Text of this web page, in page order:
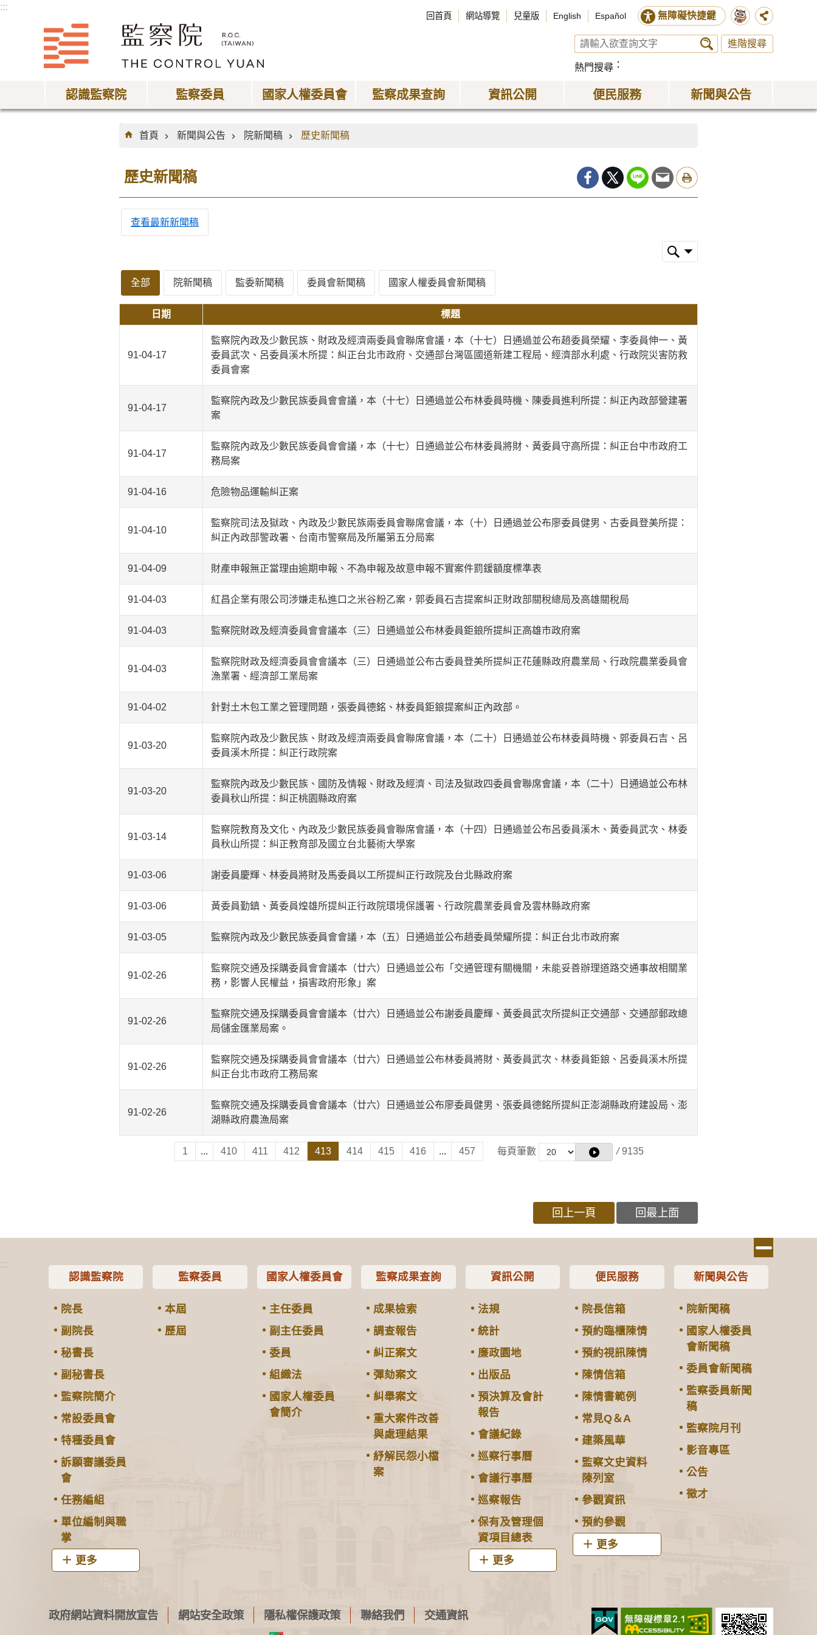
:::
回首頁 網站導覽 兒童版 English Español 無障礙快捷鍵
進階搜尋
熱門搜尋
認識監察院 監察委員 國家人權委員會 監察成果查詢 資訊公開 便民服務 新聞與公告
:::
首頁
新聞與公告 院新聞稿 歷史新聞稿
歷史新聞稿
查看最新新聞稿
全部 院新聞稿 監委新聞稿 委員會新聞稿 國家人權委員會新聞稿
日期 標題
91-04-17
監察院內政及少數民族、財政及經濟兩委員會聯席會議，本（十七）日通過並公布趙委員榮耀、李委員伸一、黃
委員武次、呂委員溪木所提：糾正台北市政府、交通部台灣區國道新建工程局、經濟部水利處、行政院災害防救
委員會案
91-04-17
監察院內政及少數民族委員會會議，本（十七）日通過並公布林委員時機、陳委員進利所提：糾正內政部營建署
案
91-04-17
監察院內政及少數民族委員會會議，本（十七）日通過並公布林委員將財、黃委員守高所提：糾正台中市政府工
務局案
91-04-16 危險物品運輸糾正案
91-04-10
監察院司法及獄政、內政及少數民族兩委員會聯席會議，本（十）日通過並公布廖委員健男、古委員登美所提：
糾正內政部警政署、台南市警察局及所屬第五分局案
91-04-09 財產申報無正當理由逾期申報、不為申報及故意申報不實案件罰鍰額度標準表
91-04-03 紅昌企業有限公司涉嫌走私進口之米谷粉乙案，郭委員石吉提案糾正財政部關稅總局及高雄關稅局
91-04-03 監察院財政及經濟委員會會議本（三）日通過並公布林委員鉅鋃所提糾正高雄市政府案
91-04-03
監察院財政及經濟委員會會議本（三）日通過並公布古委員登美所提糾正花蓮縣政府農業局、行政院農業委員會
漁業署、經濟部工業局案
91-04-02 針對土木包工業之管理問題，張委員德銘、林委員鉅鋃提案糾正內政部。
91-03-20
監察院內政及少數民族、財政及經濟兩委員會聯席會議，本（二十）日通過並公布林委員時機、郭委員石吉、呂
委員溪木所提：糾正行政院案
91-03-20
監察院內政及少數民族、國防及情報、財政及經濟、司法及獄政四委員會聯席會議，本（二十）日通過並公布林
委員秋山所提：糾正桃園縣政府案
91-03-14
監察院教育及文化、內政及少數民族委員會聯席會議，本（十四）日通過並公布呂委員溪木、黃委員武次、林委
員秋山所提：糾正教育部及國立台北藝術大學案
91-03-06 謝委員慶輝、林委員將財及馬委員以工所提糾正行政院及台北縣政府案
91-03-06 黃委員勤鎮、黃委員煌雄所提糾正行政院環境保護署、行政院農業委員會及雲林縣政府案
91-03-05 監察院內政及少數民族委員會會議，本（五）日通過並公布趙委員榮耀所提：糾正台北市政府案
91-02-26
監察院交通及採購委員會會議本（廿六）日通過並公布「交通管理有關機關，未能妥善辦理道路交通事故相關業
務，影響人民權益，損害政府形象」案
91-02-26
監察院交通及採購委員會會議本（廿六）日通過並公布謝委員慶輝、黃委員武次所提糾正交通部、交通部郵政總
局儲金匯業局案。
91-02-26
監察院交通及採購委員會會議本（廿六）日通過並公布林委員將財、黃委員武次、林委員鉅鋃、呂委員溪木所提
糾正台北市政府工務局案
91-02-26
監察院交通及採購委員會會議本（廿六）日通過並公布廖委員健男、張委員德銘所提糾正澎湖縣政府建設局、澎
湖縣政府農漁局案
1 ... 410 411 412 413 414 415 416 ... 457 每頁筆數 / 9135
回上一頁 回最上面
:::
認識監察院
院長
副院長
秘書長
副秘書長
監察院簡介
常設委員會
特種委員會
訴願審議委員
會
任務編組
單位編制與職
掌
更多
監察委員
本屆
歷屆
國家人權委員會
主任委員
副主任委員
委員
組織法
國家人權委員
會簡介
監察成果查詢
成果檢索
調查報告
糾正案文
彈劾案文
糾舉案文
重大案件改善
與處理結果
紓解民怨小檔
案
資訊公開
法規
統計
廉政園地
出版品
預決算及會計
報告
會議紀錄
巡察行事曆
會議行事曆
巡察報告
保有及管理個
資項目總表
更多
便民服務
院長信箱
預約臨櫃陳情
預約視訊陳情
陳情信箱
陳情書範例
常見Q＆A
建築風華
監察文史資料
陳列室
參觀資訊
預約參觀
更多
新聞與公告
院新聞稿
國家人權委員
會新聞稿
委員會新聞稿
監察委員新聞
稿
監察院月刊
影音專區
公告
徵才
政府網站資料開放宣告 網站安全政策 隱私權保護政策 聯絡我們 交通資訊